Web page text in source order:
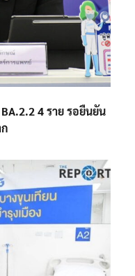
4 ราย รอยืนยัน